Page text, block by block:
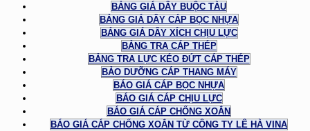
BẢNG GIÁ DÂY BUỘC TÀU
BẢNG GIÁ DÂY CÁP BỌC NHỰA
BẢNG GIÁ DÂY XÍCH CHỊU LỰC
BẢNG TRA CÁP THÉP
BẢNG TRA LỰC KÉO ĐỨT CÁP THÉP
BẢO DƯỠNG CÁP THANG MÁY
BÁO GIÁ CÁP BỌC NHỰA
BÁO GIÁ CÁP CHỊU LỰC
BÁO GIÁ CÁP CHỐNG XOẮN
BÁO GIÁ CÁP CHỐNG XOẮN TỪ CÔNG TY LÊ HÀ VINA